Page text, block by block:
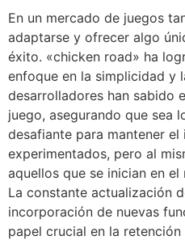
En un mercado de juegos
adaptarse y ofrecer algo
éxito. «chicken road» ha
enfoque en la simplicidad y
desarrolladores han sabido
juego, asegurando que sea
desafiante para mantener
experimentados, pero al
aquellos que se inician en
La constante actualización
incorporación de nuevas
papel crucial en la retención